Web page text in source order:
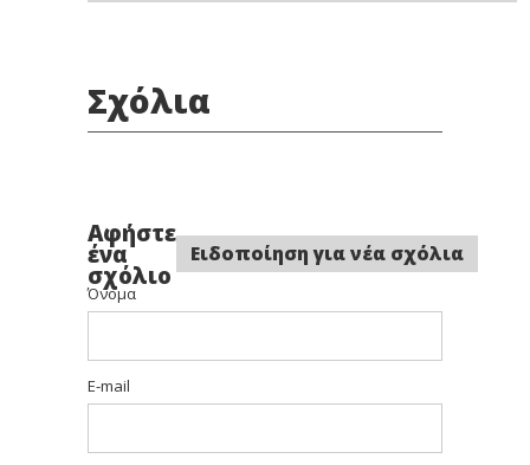
Σχόλια
Αφήστε
ένα
σχόλιο
Ειδοποίηση για νέα σχόλια
Όνομα
E-mail